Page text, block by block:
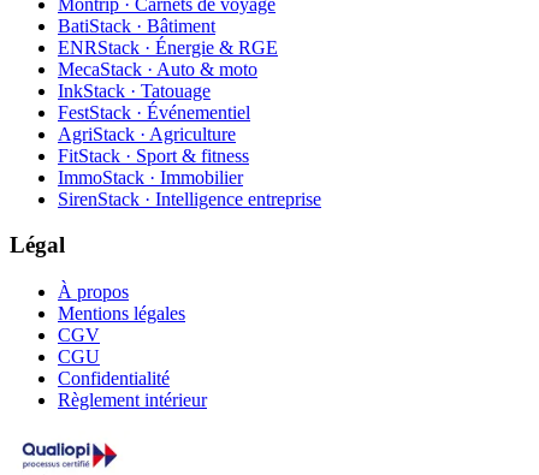
BatiStack · Bâtiment
ENRStack · Énergie & RGE
MecaStack · Auto & moto
InkStack · Tatouage
FestStack · Événementiel
AgriStack · Agriculture
FitStack · Sport & fitness
ImmoStack · Immobilier
SirenStack · Intelligence entreprise
Légal
À propos
Mentions légales
CGV
CGU
Confidentialité
Règlement intérieur